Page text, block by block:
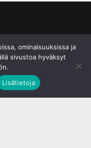
ominaisuuksissa ja
sivustoa hyväksyt
Lisätietoja